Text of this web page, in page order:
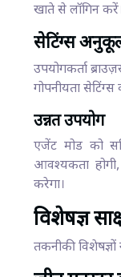
खाते से लॉगिन करें।
सेटिंग्स
उपयोगकर्ता
गोपनीयता
उन्नत उपयोग
एजेंट मोड को
आवश्यकता
करेगा।
विशेषज्ञ
तकनीकी